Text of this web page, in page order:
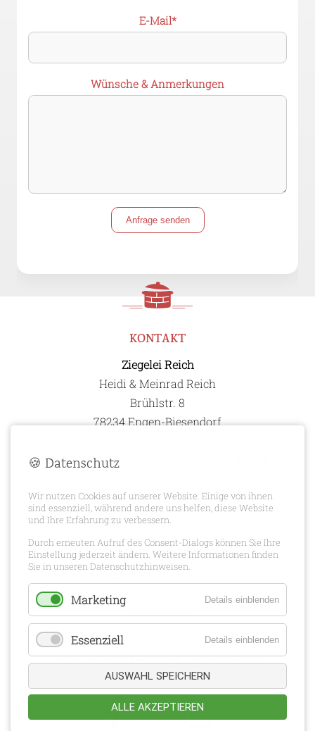
Pflichtfeld
E-Mail*
Wünsche & Anmerkungen
Anfrage senden
KONTAKT
Ziegelei Reich
Heidi & Meinrad Reich
Brühlstr. 8
78234 Engen-Biesendorf
Reservierung erforderlich - ein Anruf genügt...
+49 151 651 64071
info@ziegelei-reich.de
HILFREICHE LINKS
Tisch reservieren
FIND US ON FACEBOOK / INSTAGRAM
🍪 Datenschutz
Wir nutzen Cookies auf unserer Website. Einige von ihnen
sind essenziell, während andere uns helfen, diese Website
und Ihre Erfahrung zu verbessern.
Durch erneuten Aufruf des Consent-Dialogs können Sie Ihre
Einstellung jederzeit ändern. Weitere Informationen finden
Sie in unseren Datenschutzhinweisen.
Marketing Details einblenden
Essenziell Details einblenden
AUSWAHL SPEICHERN
ALLE AKZEPTIEREN